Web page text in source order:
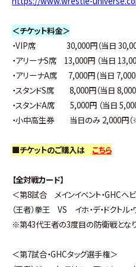
＜チケット料金＞
・VIP席 30,000円（当日
・アリーナS席 13,000円 （当日
・アリーナA席 7,000円 (当日 7,000
・スタンドS席 8,000円（当日 8,000
・スタンドA席 5,000円 （当日 5,000
・小中高生券 当日のみ 2,000円（
■チケットのご購入は こちら
【全対戦カード】
＜第8試合 メインイベント・GHCヘ
（王者）拳王 VS イホ・デ・ドクトル・
※第43代王者の3度目の防衛戦となり
＜第7試合・GHCタッグ選手権＞